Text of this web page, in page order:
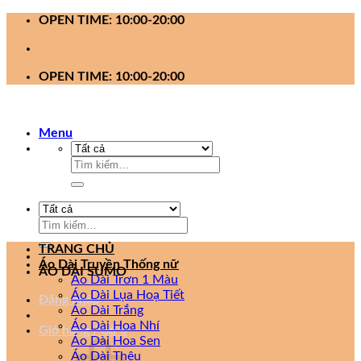
OPEN TIME: 10:00-20:00
OPEN TIME: 10:00-20:00
Menu
Tìm
Tìm
ÁO DÀI SUMO
Đăng nhập
Giỏ hàng /0₫ 0
TRANG CHỦ
Áo Dài Truyền Thống nữ
Áo Dài Trơn 1 Màu
Áo Dài Lụa Hoạ Tiết
Áo Dài Trắng
Áo Dài Hoa Nhí
Áo Dài Hoa Sen
Áo Dài Thêu